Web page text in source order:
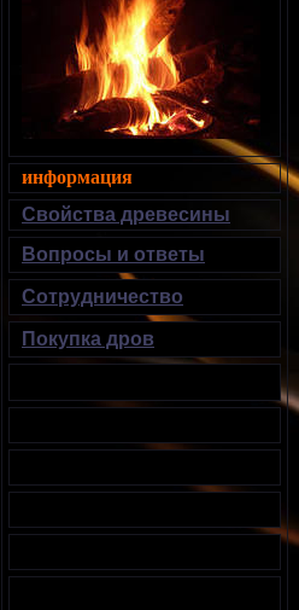
информация
Свойства древесины
Вопросы и ответы
Сотрудничество
Покупка дров